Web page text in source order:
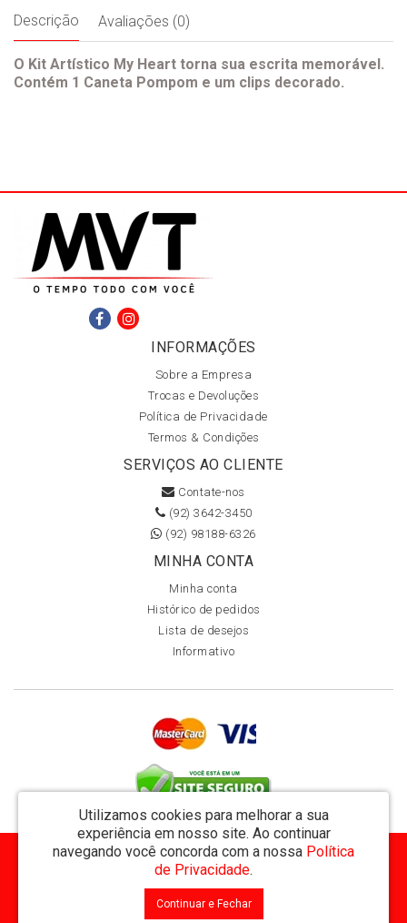
Descrição Avaliações (0)
O Kit Artístico My Heart torna sua escrita memorável.
Contém 1 Caneta Pompom e um clips decorado.
INFORMAÇÕES
Sobre a Empresa
Trocas e Devoluções
Política de Privacidade
Termos & Condições
SERVIÇOS AO CLIENTE
Contate-nos
(92) 3642-3450
(92) 98188-6326
MINHA CONTA
Minha conta
Histórico de pedidos
Lista de desejos
Informativo
Utilizamos cookies para melhorar a sua
experiência em nosso site. Ao continuar
navegando você concorda com a nossa Política
de Privacidade.
Continuar e Fechar
MVT Comércio de Representação de Livros Ltda - CNPJ: 11.162.894/0001-32
Rua Visconde de Utinga 234 - Parque das Laranjeiras - Manaus / AM - CEP: 69058-810
MVT Livraria © 2026